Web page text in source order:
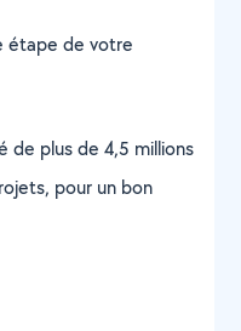
étape de votre
de plus de 4,5 millions
pour un bon